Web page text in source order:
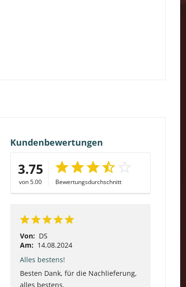
Kundenbewertungen
3.75
von 5.00 Bewertungsdurchschnitt
Von: DS
Am: 14.08.2024
Alles bestens!
Besten Dank, für die Nachlieferung,
alles bestens.